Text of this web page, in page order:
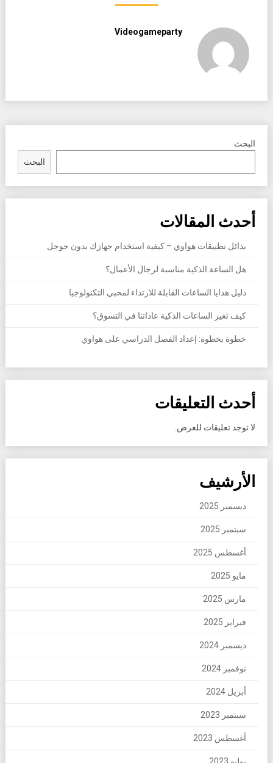
Videogameparty
البحث
البحث
أحدث المقالات
بدائل تطبيقات هواوي – كيفية استخدام جهازك بدون جوجل
هل الساعة الذكية مناسبة لرجال الأعمال؟
دليل هدايا الساعات القابلة للارتداء لمحبي التكنولوجيا
كيف تغير الساعات الذكية عاداتنا في التسوق؟
خطوة بخطوة: إعداد الفصل الدراسي على هواوي
أحدث التعليقات
لا توجد تعليقات للعرض.
الأرشيف
ديسمبر 2025
سبتمبر 2025
أغسطس 2025
مايو 2025
مارس 2025
فبراير 2025
ديسمبر 2024
نوفمبر 2024
أبريل 2024
سبتمبر 2023
أغسطس 2023
يوليو 2023